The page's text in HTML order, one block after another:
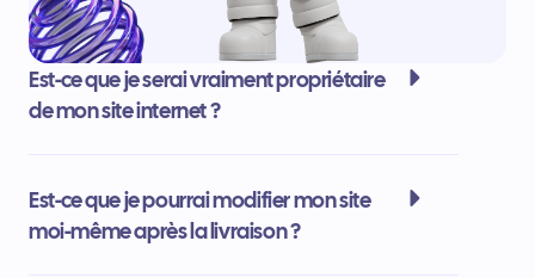
Est-ce que je serai vraiment propriétaire
de mon site internet ?
Est-ce que je pourrai modifier mon site
moi-même après la livraison ?